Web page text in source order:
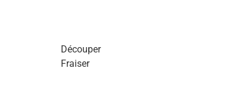
Découper
Fraiser